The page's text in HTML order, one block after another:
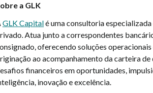
a GLK
GLK Capitalé uma consultoria
Atua junto a correspondentes
oferecendo soluções
ao acompanhamento da carteira
financeiros em oportunidades,
inovação e excelência.